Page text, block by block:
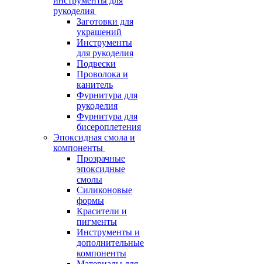
рукоделия
Заготовки для
украшений
Инструменты
для рукоделия
Подвески
Проволока и
канитель
Фурнитура для
рукоделия
Фурнитура для
бисероплетения
Эпоксидная смола и
компоненты
Прозрачные
эпоксидные
смолы
Силиконовые
формы
Красители и
пигменты
Инструменты и
дополнительные
компоненты